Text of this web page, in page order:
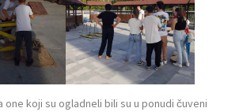
one koji su ogladneli bili su u ponudi čuveni